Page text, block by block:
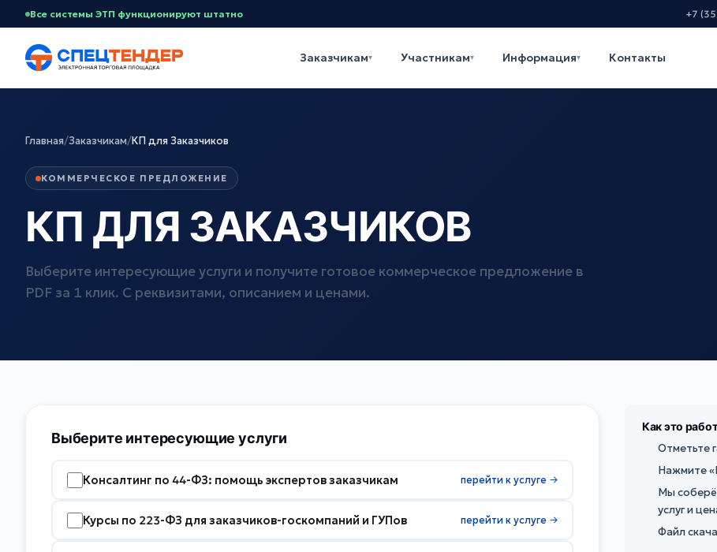
Все системы ЭТП функционируют штатно +7
Заказчикам▾ Участникам▾ Информация▾ Контакты
Главная/Заказчикам/КП для Заказчиков
КОММЕРЧЕСКОЕ ПРЕДЛОЖЕНИЕ
КП ДЛЯ ЗАКАЗЧИКОВ
Выберите интересующие услуги и получите готовое коммерческое предложение в
PDF за 1 клик. С реквизитами, описанием и ценами.
Выберите интересующие услуги
Консалтинг по 44-ФЗ: помощь экспертов заказчикам перейти к услуге →
Курсы по 223-ФЗ для заказчиков-госкомпаний и ГУПов перейти к услуге →
Как это
Отметьте
Нажмите
Мы
услуг и
Файл